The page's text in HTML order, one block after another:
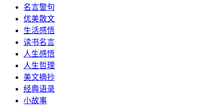
名言警句
优美散文
生活感悟
读书名言
人生感悟
人生哲理
美文摘抄
经典语录
小故事